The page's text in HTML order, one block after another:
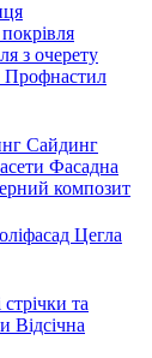
з очерету
Профнастил
Сайдинг
Фасадна
композит
Цегла
та
Відсічна